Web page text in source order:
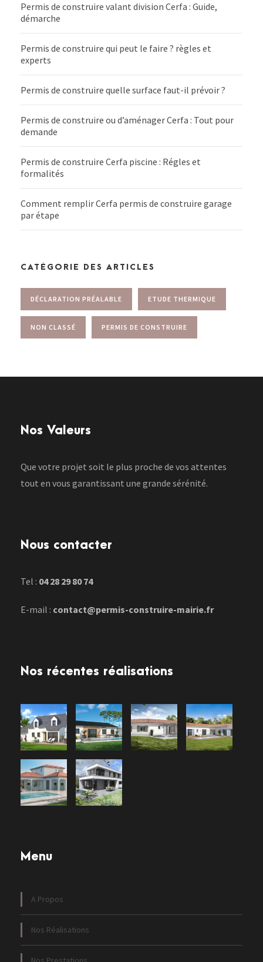
Permis de construire valant division Cerfa : Guide,
démarche
Permis de construire qui peut le faire ? règles et
experts
Permis de construire quelle surface faut-il prévoir ?
Permis de construire ou d’aménager Cerfa : Tout pour
demande
Permis de construire Cerfa piscine : Régles et
formalités
Comment remplir Cerfa permis de construire garage
par étape
CATÉGORIE DES ARTICLES
DÉCLARATION PRÉALABLE ETUDE THERMIQUE
NON CLASSÉ PERMIS DE CONSTRUIRE
Nos Valeurs
Que votre projet soit le plus proche de vos attentes
tout en vous garantissant une grande sérénité.
Nous contacter
Tel : 04 28 29 80 74
E-mail : contact@permis-construire-mairie.fr
Nos récentes réalisations
Menu
A Propos
Nos Réalisations